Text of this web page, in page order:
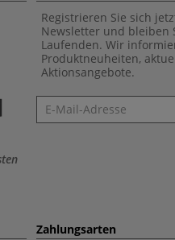
Registrieren Sie sich
Newsletter und bleiben
Laufenden. Wir
Produktneuheiten,
Aktionsangebote.
Newsletter
Zahlungsarten